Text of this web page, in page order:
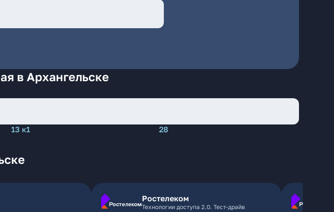
в Архангельске
13 к1
28
Ростелеком
Технологии доступа 2.0. Тест-драйв